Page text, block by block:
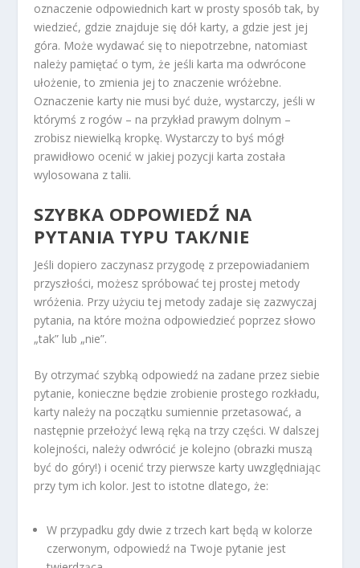
oznaczenie odpowiednich kart w prosty sposób tak, by
wiedzieć, gdzie znajduje się dół karty, a gdzie jest jej
góra. Może wydawać się to niepotrzebne, natomiast
należy pamiętać o tym, że jeśli karta ma odwrócone
ułożenie, to zmienia jej to znaczenie wróżebne.
Oznaczenie karty nie musi być duże, wystarczy, jeśli w
którymś z rogów – na przykład prawym dolnym –
zrobisz niewielką kropkę. Wystarczy to byś mógł
prawidłowo ocenić w jakiej pozycji karta została
wylosowana z talii.
SZYBKA ODPOWIEDŹ NA
PYTANIA TYPU TAK/NIE
Jeśli dopiero zaczynasz przygodę z przepowiadaniem
przyszłości, możesz spróbować tej prostej metody
wróżenia. Przy użyciu tej metody zadaje się zazwyczaj
pytania, na które można odpowiedzieć poprzez słowo
„tak” lub „nie”.
By otrzymać szybką odpowiedź na zadane przez siebie
pytanie, konieczne będzie zrobienie prostego rozkładu,
karty należy na początku sumiennie przetasować, a
następnie przełożyć lewą ręką na trzy części. W dalszej
kolejności, należy odwrócić je kolejno (obrazki muszą
być do góry!) i ocenić trzy pierwsze karty uwzględniając
przy tym ich kolor. Jest to istotne dlatego, że:
W przypadku gdy dwie z trzech kart będą w kolorze
czerwonym, odpowiedź na Twoje pytanie jest